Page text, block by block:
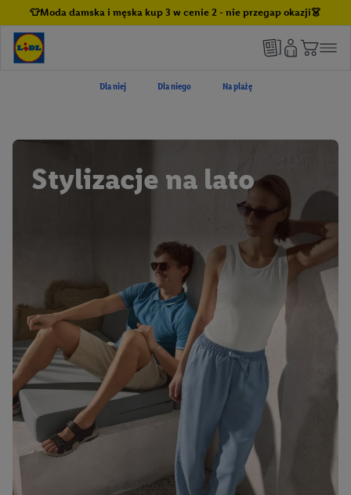
👕Moda damska i męska kup 3 w cenie 2 - nie przegap okazji👗
Dla niej Dla niego Na plażę
Stylizacje na lato